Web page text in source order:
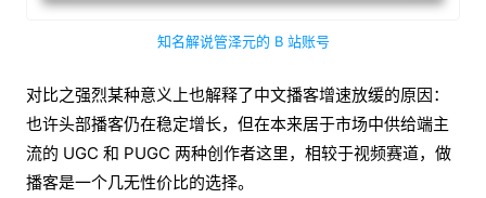
知名解说管泽元的 B 站账号
对比之强烈某种意义上也解释了中文播客增速放缓的原因：
也许头部播客仍在稳定增长，但在本来居于市场中供给端主
流的 UGC 和 PUGC 两种创作者这里，相较于视频赛道，做
播客是一个几无性价比的选择。